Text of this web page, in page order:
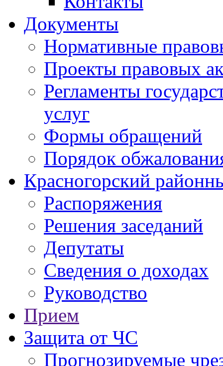
Документы
Нормативные
Проекты правовых
Регламенты
услуг
Формы обращений
Порядок
Красногорский
Распоряжения
Решения заседаний
Депутаты
Сведения о доходах
Руководство
Прием
Защита от ЧС
Прогнозируемые